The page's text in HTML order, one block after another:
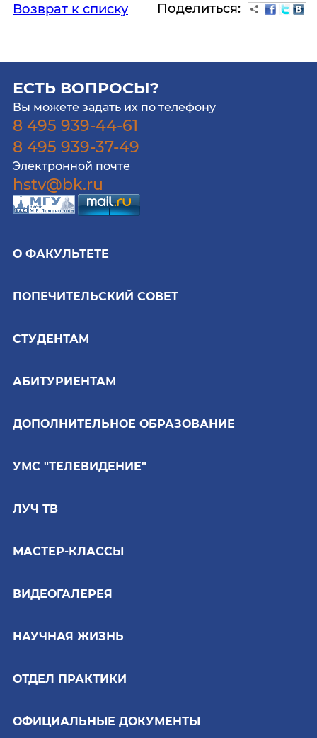
Возврат к списку
Поделиться:
ЕСТЬ ВОПРОСЫ?
Вы можете задать их по телефону
8 495 939-44-61
8 495 939-37-49
Электронной почте
hstv@bk.ru
О ФАКУЛЬТЕТЕ
ПОПЕЧИТЕЛЬСКИЙ СОВЕТ
СТУДЕНТАМ
АБИТУРИЕНТАМ
ДОПОЛНИТЕЛЬНОЕ ОБРАЗОВАНИЕ
УМС "ТЕЛЕВИДЕНИЕ"
ЛУЧ ТВ
МАСТЕР-КЛАССЫ
ВИДЕОГАЛЕРЕЯ
НАУЧНАЯ ЖИЗНЬ
ОТДЕЛ ПРАКТИКИ
ОФИЦИАЛЬНЫЕ ДОКУМЕНТЫ